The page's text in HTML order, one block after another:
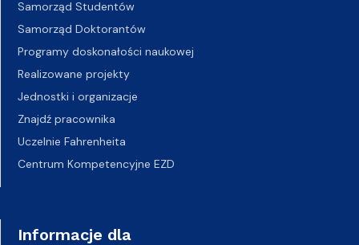
Samorząd Studentów
Samorząd Doktorantów
Programy doskonałości naukowej
Realizowane projekty
Jednostki i organizacje
Znajdź pracownika
Uczelnie Fahrenheita
Centrum Kompetencyjne EZD
Informacje dla